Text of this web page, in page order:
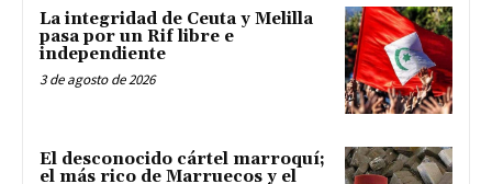
La integridad de Ceuta y Melilla
pasa por un Rif libre e
independiente
3 de agosto de 2026
El desconocido cártel marroquí;
el más rico de Marruecos y el